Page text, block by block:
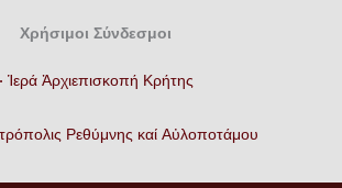
Χρήσιμοι Σύνδεσμοι
• Ἱερά Ἀρχιεπισκοπή Κρήτης
Ρεθύμνης καί Αὐλοποτάμου